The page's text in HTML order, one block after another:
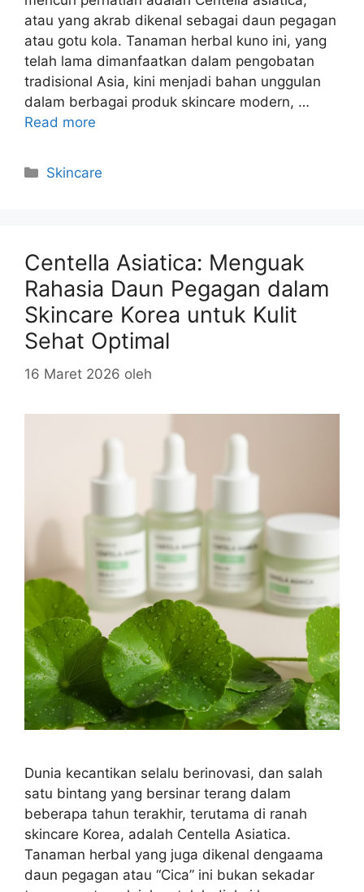
atau yang akrab dikenal sebagai daun pegagan
atau gotu kola. Tanaman herbal kuno ini, yang
telah lama dimanfaatkan dalam pengobatan
tradisional Asia, kini menjadi bahan unggulan
dalam berbagai produk skincare modern, …
Read more
Kategori
Skincare
Centella Asiatica: Menguak
Rahasia Daun Pegagan dalam
Skincare Korea untuk Kulit
Sehat Optimal
16 Maret 2026 oleh
Dunia kecantikan selalu berinovasi, dan salah
satu bintang yang bersinar terang dalam
beberapa tahun terakhir, terutama di ranah
skincare Korea, adalah Centella Asiatica.
Tanaman herbal yang juga dikenal dengaama
daun pegagan atau “Cica” ini bukan sekadar